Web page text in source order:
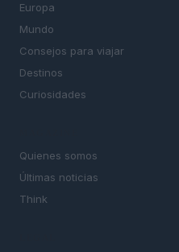
Europa
Mundo
Consejos para viajar
Destinos
Curiosidades
Quienes somos
Últimas noticias
Think